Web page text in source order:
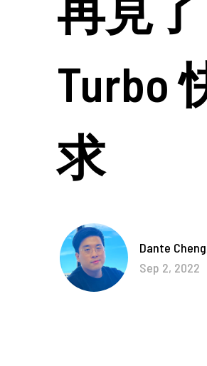
project@5xruby.com
台北市中正區襄陽路6號6樓
Turbo
求
Dante
Sep 2, 2022